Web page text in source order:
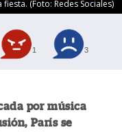
(Foto: Redes Sociales)
1 3
por música
París se